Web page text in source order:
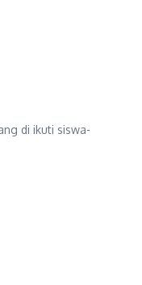
di ikuti siswa-